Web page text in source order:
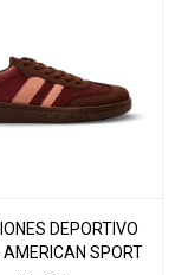
DEPORTIVO
AMERICAN SPORT